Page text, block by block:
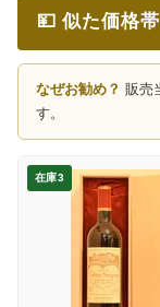
💴 似た価格
なぜお勧め？ 販売
す。
在庫3